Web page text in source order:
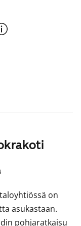
on
asukastaan.
pohjaratkaisu